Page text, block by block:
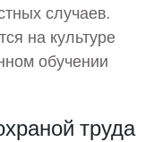
случаев.
на культуре
обучении
труда